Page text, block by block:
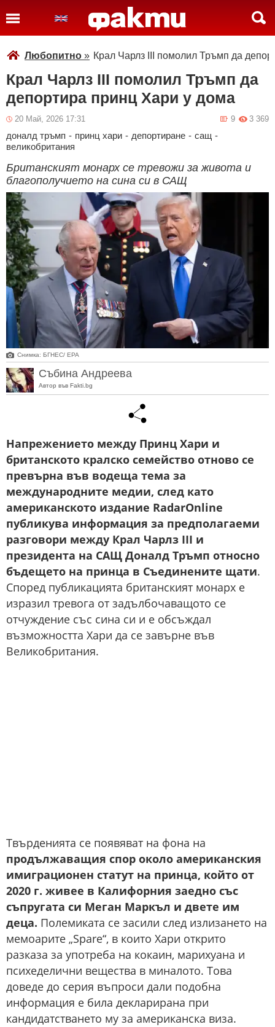
Любопитно » Крал Чарлз III помолил Тръмп да
Крал Чарлз III помолил Тръмп да
депортира принц Хари у дома
20 Май, 2026 17:31 3 369
9
доналд тръмп - принц хари - депортиране - сащ -
великобритания
Британският монарх се тревожи за живота и
благополучието на сина си в САЩ
Снимка: БГНЕС/ EPA
Събина Андреева
Автор във Fakti.bg
Напрежението между Принц Хари и
британското кралско семейство отново се
превърна във водеща тема за
международните медии, след като
американското издание RadarOnline
публикува информация за предполагаеми
разговори между Крал Чарлз III и
президента на САЩ Доналд Тръмп относно
бъдещето на принца в Съединените щати.
Според публикацията британският монарх е
изразил тревога от задълбочаващото се
отчуждение със сина си и е обсъждал
възможността Хари да се завърне във
Великобритания.
Твърденията се появяват на фона на
продължаващия спор около американския
имиграционен статут на принца, който от
2020 г. живее в Калифорния заедно със
съпругата си Меган Маркъл и двете им
деца. Полемиката се засили след излизането на
мемоарите „Spare“, в които Хари открито
разказа за употреба на кокаин, марихуана и
психеделични вещества в миналото. Това
доведе до серия въпроси дали подобна
информация е била декларирана при
кандидатстването му за американска виза.